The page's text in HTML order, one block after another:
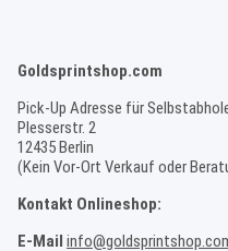
Goldsprintshop.com
Pick-Up Adresse für
Plesserstr. 2
12435 Berlin
(Kein Vor-Ort Verkauf oder
Kontakt Onlineshop:
E-Mail